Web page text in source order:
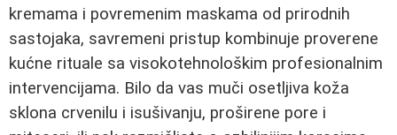
kremama i povremenim maskama od prirodnih
sastojaka, savremeni pristup kombinuje proverene
kućne rituale sa visokotehnološkim profesionalnim
intervencijama. Bilo da vas muči osetljiva koža
sklona crvenilu i isušivanju, proširene pore i